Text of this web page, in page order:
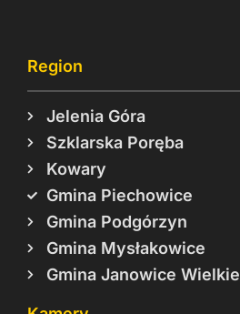
Region
Jelenia Góra
Szklarska Poręba
Kowary
Gmina Piechowice
Gmina Podgórzyn
Gmina Mysłakowice
Gmina Janowice Wielkie